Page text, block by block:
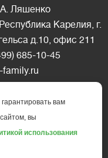
Ляшенко
Карелия, г.
д.10, офис 211
685-10-45
family.ru
только c
редакции
обязательна.
центр
"
вам
вы
использования